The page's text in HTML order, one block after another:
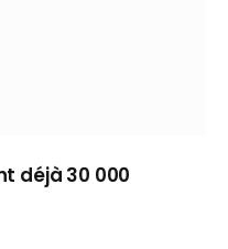
déjà 30 000